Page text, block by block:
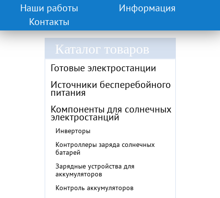
Наши работы
Информация
Контакты
Каталог товаров
Готовые электростанции
Источники бесперебойного
питания
Компоненты для солнечных
электростанций
Инверторы
Контроллеры заряда солнечных
батарей
Зарядные устройства для
аккумуляторов
Контроль аккумуляторов